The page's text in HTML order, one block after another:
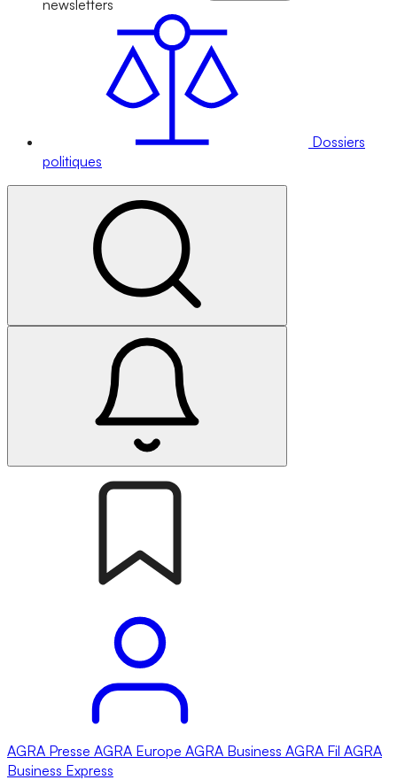
newsletters
Dossiers
politiques
AGRA Presse AGRA Europe AGRA Business AGRA Fil AGRA
Business Express